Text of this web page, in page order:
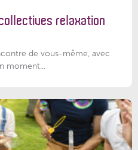
relaxation
de vous-même, avec
moment...